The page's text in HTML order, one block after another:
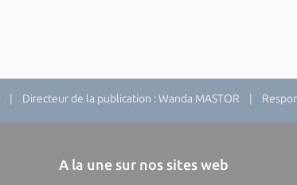
| Directeur de la publication : Wanda MASTOR |
A la une sur nos sites web